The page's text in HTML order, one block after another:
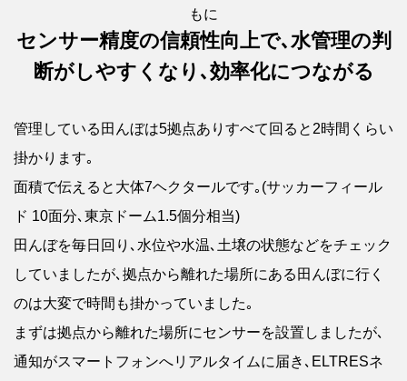
もに
センサー精度の信頼性向上で､水管理の判
断がしやすくなり､効率化につながる
管理している田んぼは5拠点ありすべて回ると2時間くらい
掛かります｡
面積で伝えると大体7ヘクタールです｡(サッカーフィール
ド 10面分､東京ドーム1.5個分相当)
田んぼを毎日回り､水位や水温､土壌の状態などをチェック
していましたが､拠点から離れた場所にある田んぼに行く
のは大変で時間も掛かっていました｡
まずは拠点から離れた場所にセンサーを設置しましたが､
通知がスマートフォンへリアルタイムに届き､ELTRESネ